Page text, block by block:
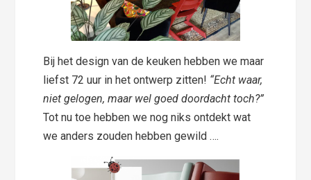
Bij het design van de keuken hebben we maar
liefst 72 uur in het ontwerp zitten! “Echt waar,
niet gelogen, maar wel goed doordacht toch?”
Tot nu toe hebben we nog niks ontdekt wat
we anders zouden hebben gewild ….